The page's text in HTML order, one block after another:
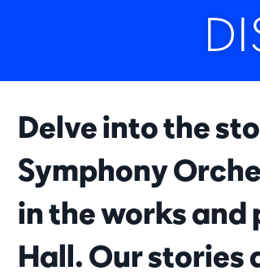
Delve into the
Symphony
in the works and
Hall. Our stories